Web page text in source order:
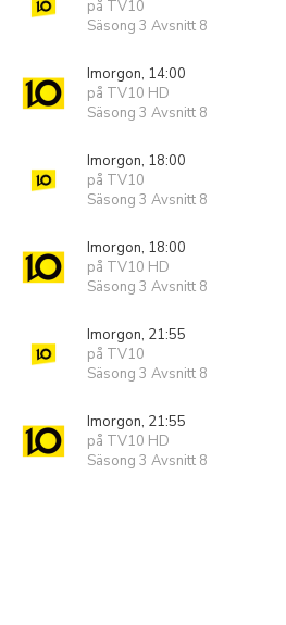
på TV10
Säsong 3 Avsnitt 8
Imorgon, 14:00
på TV10 HD
Säsong 3 Avsnitt 8
Imorgon, 18:00
på TV10
Säsong 3 Avsnitt 8
Imorgon, 18:00
på TV10 HD
Säsong 3 Avsnitt 8
Imorgon, 21:55
på TV10
Säsong 3 Avsnitt 8
Imorgon, 21:55
på TV10 HD
Säsong 3 Avsnitt 8